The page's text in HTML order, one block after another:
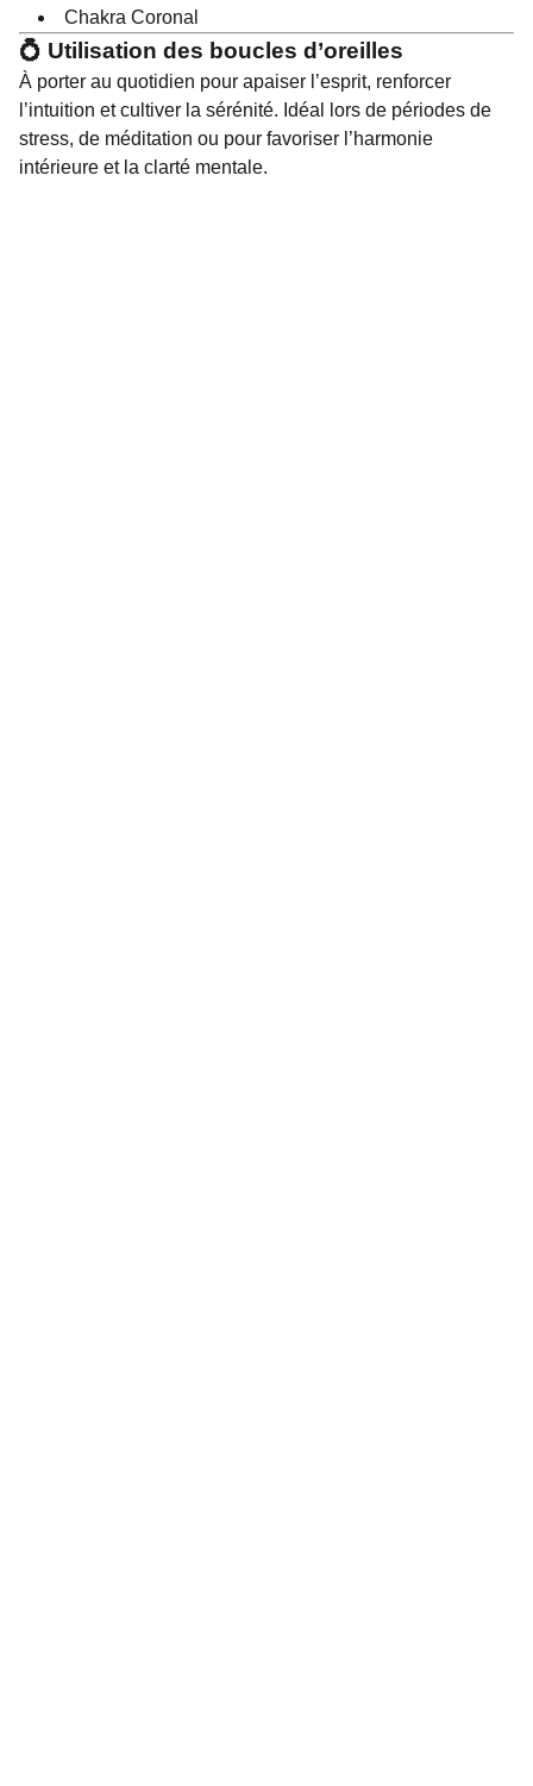
Chakra Coronal
💍 Utilisation des boucles d’oreilles
À porter au quotidien pour apaiser l’esprit, renforcer
l’intuition et cultiver la sérénité. Idéal lors de périodes de
stress, de méditation ou pour favoriser l’harmonie
intérieure et la clarté mentale.